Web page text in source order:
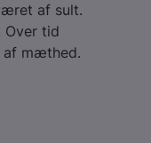
af sult.
tid
af mæthed.